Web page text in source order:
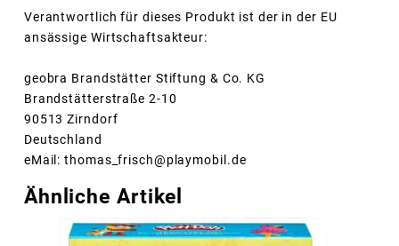
Verantwortlich für dieses Produkt ist der in der EU
ansässige Wirtschaftsakteur:
geobra Brandstätter Stiftung & Co. KG
Brandstätterstraße 2-10
90513 Zirndorf
Deutschland
eMail: thomas_frisch@playmobil.de
Ähnliche Artikel